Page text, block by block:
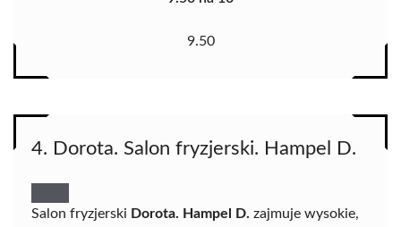
9.50
4. Dorota. Salon fryzjerski. Hampel D.
Salon fryzjerski Dorota. Hampel D. zajmuje wysokie,